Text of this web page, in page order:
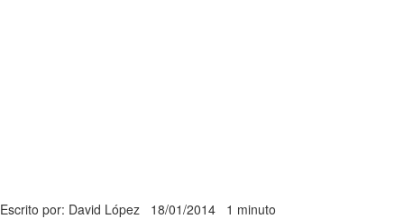
Escrito por: David López 18/01/2014 1 minuto